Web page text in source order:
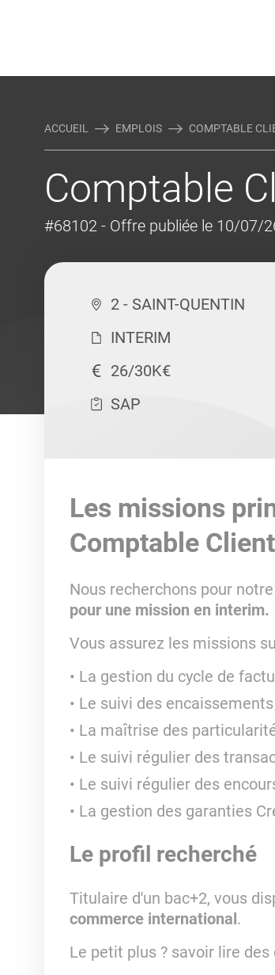
ACCUEIL EMPLOIS COMPTABLE
Comptable
#68102 - Offre publiée le 10/07/
2 - SAINT-QUENTIN
INTERIM
26/30K€
SAP
Les missions
Comptable
Nous recherchons pour
pour une mission en interim.
Vous assurez les missions
La gestion du cycle de
Le suivi des
La maîtrise des
Le suivi régulier des
Le suivi régulier des
La gestion des garanties
Le profil recherché
Titulaire d'un bac+2, vous
commerce international.
Le petit plus ? savoir lire